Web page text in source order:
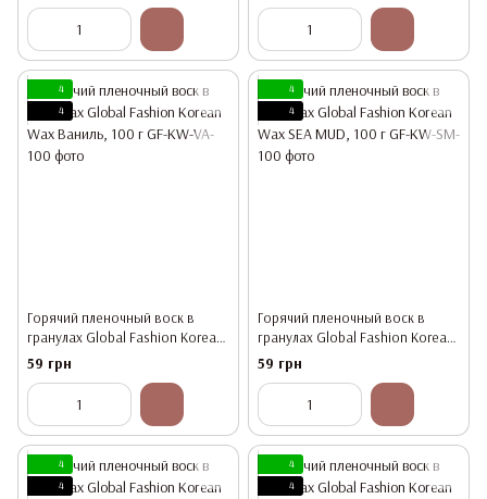
4
4
Горячий пленочный воск в
гранулах Global Fashion Korean
Wax Ваниль, 100 г
59 грн
4
4
Горячий пленочный воск в
гранулах Global Fashion Korean
Wax SEA MUD, 100 г
59 грн
4
4
4
4